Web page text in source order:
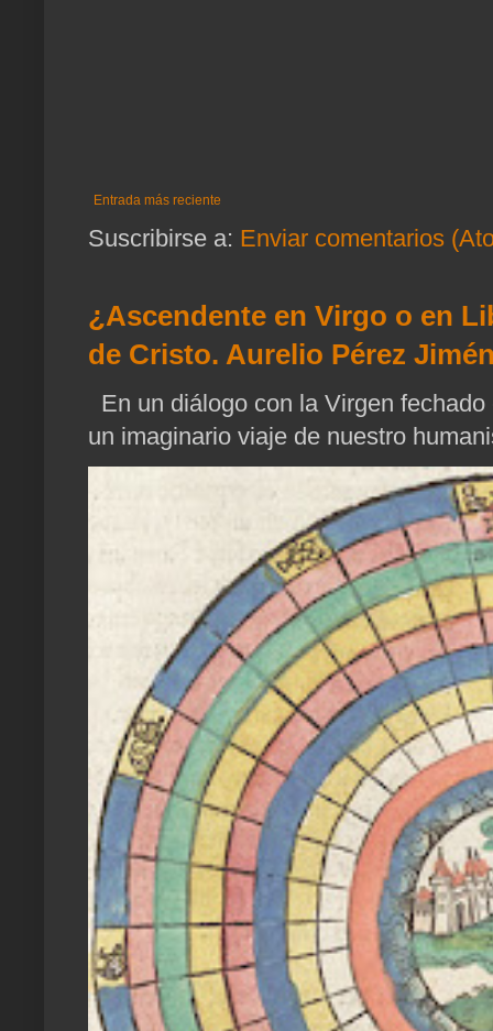
Entrada más reciente
Suscribirse a: Enviar comentarios
¿Ascendente en Virgo o en
de Cristo. Aurelio Pérez
En un diálogo con la Virgen
un imaginario viaje de nuestro